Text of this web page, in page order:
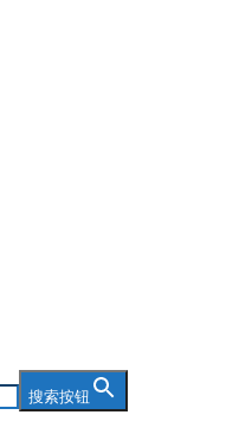
搜索按钮